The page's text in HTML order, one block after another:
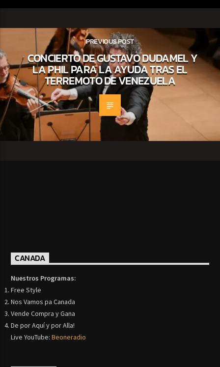
PREVIOUS POST
CONCIERTO DE GUSTAVO DUDAMEL Y
LA PHIL PARA LA AYUDA TRAS EL
TERREMOTO DE VENEZUELA
CANADA
Nuestros Programas:
Free Style
Nos Vamos pa Canada
Vende Compra y Gana
De por Aquí y por Alla!
Live YouTube:Beoneradio